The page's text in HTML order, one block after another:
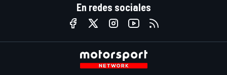
En redes sociales